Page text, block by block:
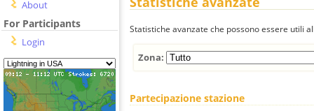
About
For Participants
Login
Statistiche avanzate che possono essere utili
Zona:
Partecipazione stazione